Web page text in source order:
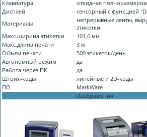
Клавиатура
откидная
Дисплей
сенсорный с функцией
Материалы
непрерывные ленты,
этикетки
Макс.ширина этикетки
101,6 мм
Макс.длина печати
3 м
Объем печати
500 этикеток/день
Автономный режим
да
Работа через ПК
да
Штрих-коды
линейные и 2D-коды
ПО
MarkWare
Изображения